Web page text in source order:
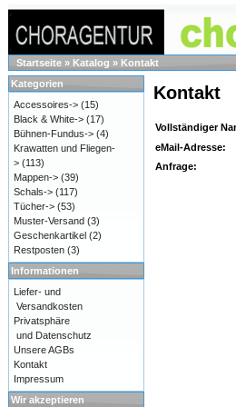
Startseite » Katalog » Kontakt
Kontakt
Vollständiger
eMail-Adresse:
Anfrage:
Kategorien
Accessoires-> (15)
Black & White-> (17)
Bühnen-Fundus-> (4)
Krawatten und Fliegen-
> (113)
Mappen-> (39)
Schals-> (117)
Tücher-> (53)
Muster-Versand (3)
Geschenkartikel (2)
Restposten (3)
Informationen
Liefer- und
Versandkosten
Privatsphäre
und Datenschutz
Unsere AGBs
Kontakt
Impressum
Wir akzeptieren